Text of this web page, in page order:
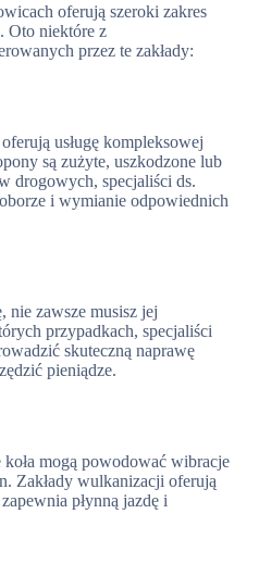
oferują szeroki zakres
Oto niektóre z
przez te zakłady:
usługę kompleksowej
są zużyte, uszkodzone lub
drogowych, specjaliści ds.
i wymianie odpowiednich
nie zawsze musisz jej
przypadkach, specjaliści
skuteczną naprawę
pieniądze.
mogą powodować wibracje
Zakłady wulkanizacji oferują
płynną jazdę i